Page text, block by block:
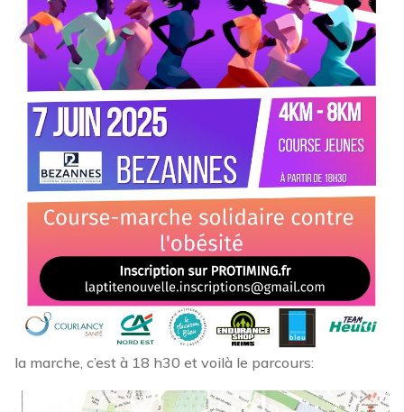
la marche, c’est à 18 h30 et voilà le parcours: